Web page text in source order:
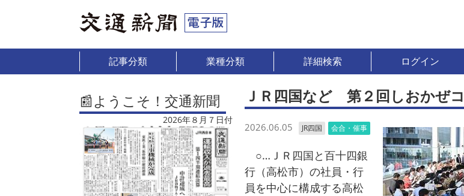
記事分類 業種分類 詳細検索 ログイン
📰ようこそ！交通新聞
2026年８月７日付
ＪＲ四国など 第２回しおかぜ
2026.06.05 JR四国 会合・催事
○…ＪＲ四国と百十四銀
行（高松市）の社員・行
員を中心に構成する高松